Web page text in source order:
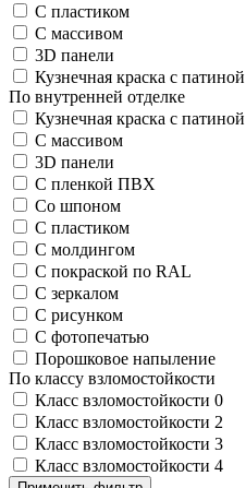
С пластиком
С массивом
3D панели
Кузнечная краска с патиной
По внутренней отделке
Кузнечная краска с патиной
С массивом
3D панели
С пленкой ПВХ
Со шпоном
С пластиком
С молдингом
С покраской по RAL
С зеркалом
С рисунком
С фотопечатью
Порошковое напыление
По классу взломостойкости
Класс взломостойкости 0
Класс взломостойкости 2
Класс взломостойкости 3
Класс взломостойкости 4